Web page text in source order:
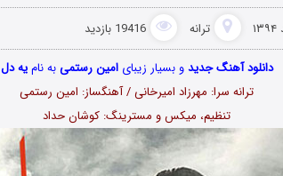
ترانه 19416 بازدید
دانلود آهنگ جدیدو بسیار زیبایامین رستمیبه نامیه دل
ترانه سرا: مهرزاد امیرخانی / آهنگساز: امین رستمی
تنظیم، میکس و مسترینگ: کوشان حداد